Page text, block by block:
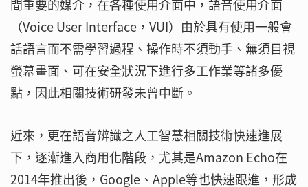
間重要的媒介，在各種使用介面中，語音使用介面
（Voice User Interface，VUI）由於具有使用一般會
話語言而不需學習過程、操作時不須動手、無須目視
螢幕畫面、可在安全狀況下進行多工作業等諸多優
點，因此相關技術研發未曾中斷。
近來，更在語音辨識之人工智慧相關技術快速進展
下，逐漸進入商用化階段，尤其是Amazon Echo在
2014年推出後，Google、Apple等也快速跟進，形成